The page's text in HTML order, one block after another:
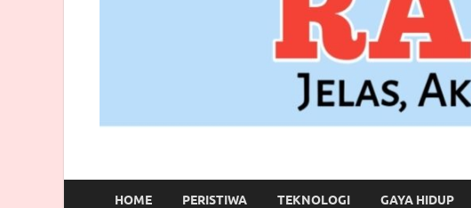
RANBITV.COM
HOME PERISTIWA TEKNOLOGI GAYA HIDUP